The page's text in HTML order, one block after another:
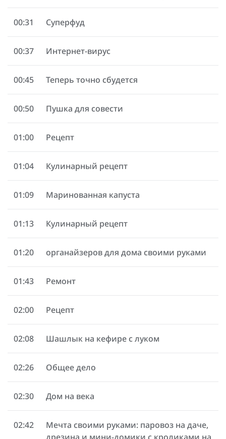
00:31 Суперфуд
00:37 Интернет-вирус
00:45 Теперь точно сбудется
00:50 Пушка для совести
01:00 Рецепт
01:04 Кулинарный рецепт
01:09 Маринованная капуста
01:13 Кулинарный рецепт
01:20 органайзеров для дома своими руками
01:43 Ремонт
02:00 Рецепт
02:08 Шашлык на кефире с луком
02:26 Общее дело
02:30 Дом на века
02:42
Мечта своими руками: паровоз на даче,